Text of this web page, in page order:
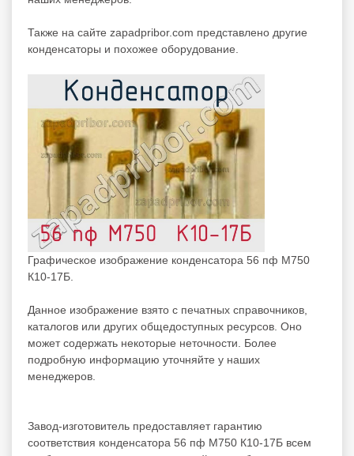
Также на сайте zapadpribor.com представлено другие
конденсаторы и похожее оборудование.
Графическое изображение конденсатора 56 пф М750
К10-17Б.
Данное изображение взято с печатных справочников,
каталогов или других общедоступных ресурсов. Оно
может содержать некоторые неточности. Более
подробную информацию уточняйте у наших
менеджеров.
Завод-изготовитель предоставляет гарантию
соответствия конденсатора 56 пф М750 К10-17Б всем